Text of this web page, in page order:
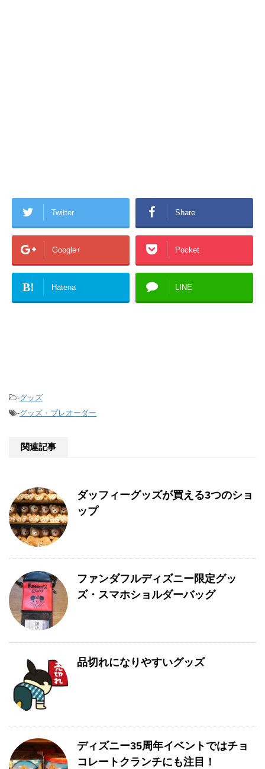
Twitter Share
Google+ Pocket
B! Hatena LINE
-グッズ
-グッズ・プレオーダー
関連記事
ダッフィーグッズが買える3つのショ
ップ
ファンダフルディズニー限定グッ
ズ・スマホショルダーバッグ
品切れになりやすいグッズ
ディズニー35周年イベントではチョ
コレートクランチにも注目！